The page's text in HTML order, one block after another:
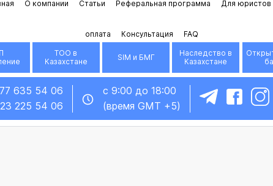
О компании Статьи Реферальная программа Для юристов
оплата Консультация FAQ
ТОО в
Казахстане
SIM и БМГ
Наследство в
Казахстане
635 54 06
225 54 06
с 9:00 до 18:00
(время GMT +5)